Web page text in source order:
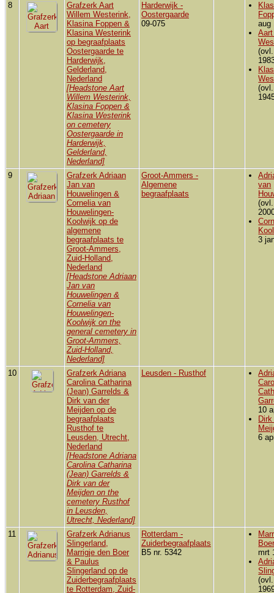
8
Grafzerk Aart
Willem Westerink,
Klasina Foppen &
Klasina Westerink
op begraafplaats
Oostergaarde te
Harderwijk,
Gelderland,
Nederland
[Headstone Aart
Willem Westerink,
Klasina Foppen &
Klasina Westerink
on cemetery
Oostergaarde in
Harderwijk,
Gelderland,
Nederland]
Harderwijk -
Oostergaarde
09-075
aug
9
Grafzerk Adriaan
Jan van
Houwelingen &
Cornelia van
Houwelingen-
Koolwijk op de
algemene
begraafplaats te
Groot-Ammers,
Zuid-Holland,
Nederland
[Headstone Adriaan
Jan van
Houwelingen &
Cornelia van
Houwelingen-
Koolwijk on the
general cemetery in
Groot-Ammers,
Zuid-Holland,
Nederland]
Groot-Ammers -
Algemene
begraafplaats
van
3
10
Grafzerk Adriana
Carolina Catharina
(Jean) Garrelds &
Dirk van der
Meijden op de
begraafplaats
Rusthof te
Leusden, Utrecht,
Nederland
[Headstone Adriana
Carolina Catharina
(Jean) Garrelds &
Dirk van der
Meijden on the
cemetery Rusthof
in Leusden,
Utrecht, Nederland]
Leusden - Rusthof
10
6
11
Grafzerk Adrianus
Slingerland,
Marrigje den Boer
& Paulus
Slingerland op de
Zuiderbegraafplaats
te Rotterdam, Zuid-
Rotterdam -
Zuiderbegraafplaats
B5 nr. 5342
mrt